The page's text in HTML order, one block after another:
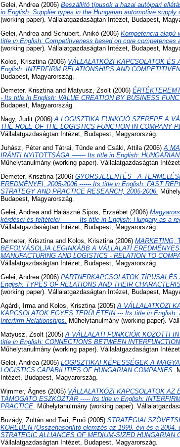
Gelei, Andrea (2006) Beszállító típusok a hazai autóipari
in English: Supplier types in the Hungarian automotive supply
(working paper). Vállalatgazdaságtan Intézet, Budapest,
Gelei, Andrea and Schubert, Anikó (2006) Kompetencia alapú
title in English: Competitiveness based on core competences
(working paper). Vállalatgazdaságtan Intézet, Budapest,
Kolos, Krisztina(2006) VÁLLALATKÖZI KAPCSOLATOK
English: INTERFIRM RELATIONSHIPS AND
Budapest, Magyarország.
Demeter, Krisztinaand Matyusz, Zsolt (2006)
- Its title in English: VALUE CREATION BY BUSINESS
Budapest, Magyarország.
Nagy, Judit (2006)A LOGISZTIKA FUNKCIÓ SZEREPE A
THE ROLE OF THE LOGISTICS FUNCTION IN COMPANY
Vállalatgazdaságtan Intézet, Budapest, Magyarország.
Juhász, Péterand Tátrai, Tünde and Csáki, Attila (2006) A
IRÁNTI NYITOTTSÁGA ------- Its title in English:
Műhelytanulmány (working paper). Vállalatgazdaságtan
Demeter, Krisztina (2006) GYORSJELENTÉS - A
EREDMÉNYEI, 2005-2006 ------ Its title in English: FAST
STRATEGY AND PRACTICE RESEARCH, 2005-2006.
Budapest, Magyarország.
Gelei, Andreaand Halászné Sipos, Erzsébet (2006)
kérdései és feltételei -------- Its title in English: Hungary as a
Vállalatgazdaságtan Intézet, Budapest, Magyarország.
Demeter, Krisztinaand Kolos, Krisztina(2006) MARKETING,
BEFOLYÁSOLJA LEGINKÁBB A VÁLLALATI
MANUFACTURING AND LOGISTICS - RELATION TO
Vállalatgazdaságtan Intézet, Budapest, Magyarország.
Gelei, Andrea(2006) PARTNERKAPCSOLATOK TÍPUSAI
English: TYPES OF RELATIONS AND THEIR
(working paper). Vállalatgazdaságtan Intézet, Budapest,
Agárdi, Irma and Kolos, Krisztina (2005) A VÁLLALATKÖZI
KAPCSOLATOK EGYES TERÜLETEIN --- Its title in
Interfirm Relationships.
Műhelytanulmány (working paper).
Matyusz, Zsolt (2005) A VÁLLALATI FUNKCIÓK KÖZÖTTI
title in English: CONNECTIONS BETWEEN
Műhelytanulmány (working paper). Vállalatgazdaságtan
Gelei, Andrea(2005) LOGISZTIKAI KÉPESSÉGEK A
LOGISTICS CAPABILITIES OF HUNGARIAN COMPANIES.
Intézet, Budapest, Magyarország.
Wimmer, Ágnes (2005) VÁLLALATKÖZI KAPCSOLATOK AZ
TÁMOGATÓ ESZKÖZTÁR ----- Its title in English:
PRACTICE. Műhelytanulmány (working paper).
Buzády, Zoltán and Tari, Ernő (2005) STRATÉGIAI
KÖRÉBEN (Összehasonlító elemzés az 1999. évi és a
STRATEGIC ALLIANCES OF MEDIUM-SIZED HUNGARIAN
Vállalatgazdaságtan Intézet, Budapest, Magyarország.